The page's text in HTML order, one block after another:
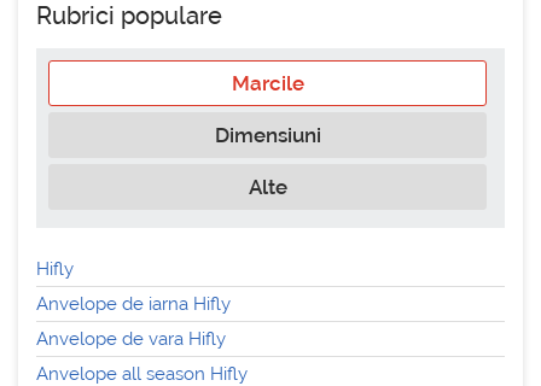
Rubrici populare
Marcile
Dimensiuni
Alte
Hifly
Anvelope de iarna Hifly
Anvelope de vara Hifly
Anvelope all season Hifly